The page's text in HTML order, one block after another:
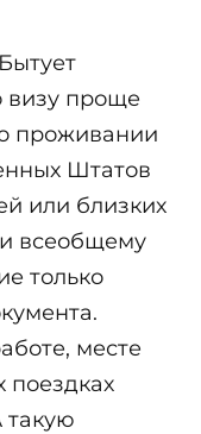
визу проще
о проживании
Штатов
или близких
всеобщему
только
месте
поездках
такую